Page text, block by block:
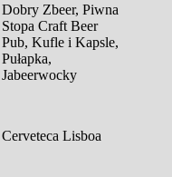
Dobry Zbeer, Piwna
Stopa Craft Beer
Pub, Kufle i Kapsle,
Pułapka,
Jabeerwocky
Cerveteca Lisboa